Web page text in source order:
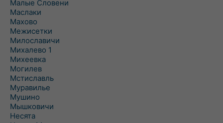
Малые Словени
Маслаки
Махово
Межисетки
Милославичи
Михалево 1
Михеевка
Могилев
Мстиславль
Муравилье
Мушино
Мышковичи
Несята